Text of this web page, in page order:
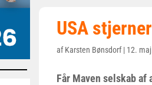
USA
afKarsten Bønsdorf| 12.
Får Maven selskab